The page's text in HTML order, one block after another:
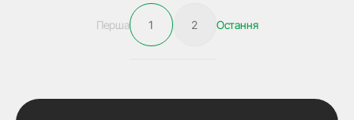
Перша 1 2 Остання